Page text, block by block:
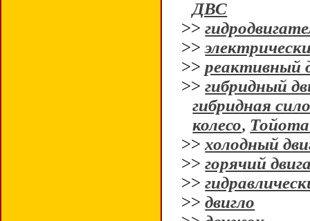
ДВС
>>
>>
>>реактивный
>>гибридный
гибридная
колесо,
>>холодный
>>горячий
>>
>>двигло